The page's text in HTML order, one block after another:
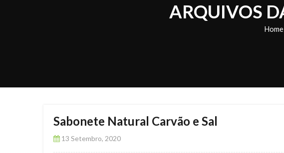
ARQUIVOS
Home
Sabonete Natural Carvão e Sal
13 Setembro, 2020